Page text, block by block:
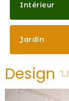
Design
Intérieur
Jardin